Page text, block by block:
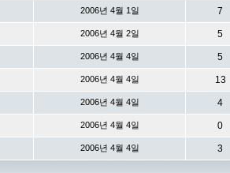
2006년 4월 1일 7
2006년 4월 2일 5
2006년 4월 4일 5
2006년 4월 4일 13
2006년 4월 4일 4
2006년 4월 4일 0
2006년 4월 4일 3